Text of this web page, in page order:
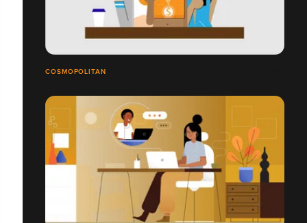
COSMOPOLITAN